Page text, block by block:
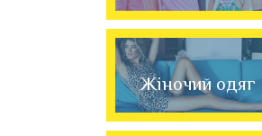
Жіночий одяг